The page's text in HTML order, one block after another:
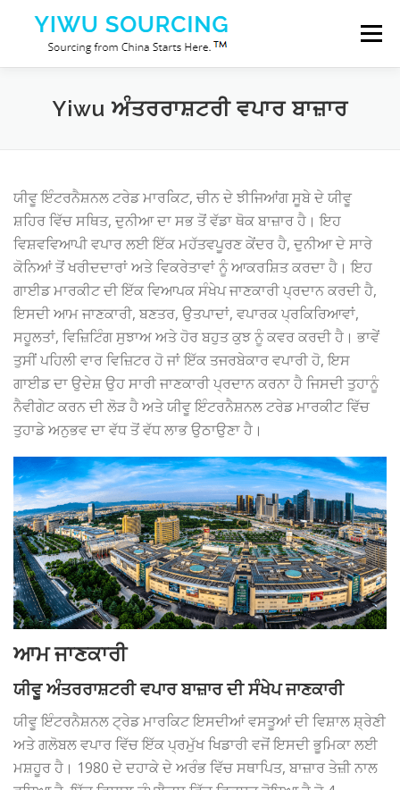
Skip to content
Menu
ਸੇਵਾਵਾਂ ਯੀਵੂ ਸਿਟੀ Blog ਸਾਡੇ ਬਾਰੇ
Yiwu ਅੰਤਰਰਾਸ਼ਟਰੀ ਵਪਾਰ ਬਾਜ਼ਾਰ
ਯੀਵੂ ਇੰਟਰਨੈਸ਼ਨਲ ਟਰੇਡ ਮਾਰਕਿਟ, ਚੀਨ ਦੇ ਝੀਜਿਆਂਗ ਸੂਬੇ ਦੇ ਯੀਵੂ
ਸ਼ਹਿਰ ਵਿੱਚ ਸਥਿਤ, ਦੁਨੀਆ ਦਾ ਸਭ ਤੋਂ ਵੱਡਾ ਥੋਕ ਬਾਜ਼ਾਰ ਹੈ। ਇਹ
ਵਿਸ਼ਵਵਿਆਪੀ ਵਪਾਰ ਲਈ ਇੱਕ ਮਹੱਤਵਪੂਰਣ ਕੇਂਦਰ ਹੈ, ਦੁਨੀਆ ਦੇ ਸਾਰੇ
ਕੋਨਿਆਂ ਤੋਂ ਖਰੀਦਦਾਰਾਂ ਅਤੇ ਵਿਕਰੇਤਾਵਾਂ ਨੂੰ ਆਕਰਸ਼ਿਤ ਕਰਦਾ ਹੈ। ਇਹ
ਗਾਈਡ ਮਾਰਕੀਟ ਦੀ ਇੱਕ ਵਿਆਪਕ ਸੰਖੇਪ ਜਾਣਕਾਰੀ ਪ੍ਰਦਾਨ ਕਰਦੀ ਹੈ,
ਇਸਦੀ ਆਮ ਜਾਣਕਾਰੀ, ਬਣਤਰ, ਉਤਪਾਦਾਂ, ਵਪਾਰਕ ਪ੍ਰਕਿਰਿਆਵਾਂ,
ਸਹੂਲਤਾਂ, ਵਿਜ਼ਿਟਿੰਗ ਸੁਝਾਅ ਅਤੇ ਹੋਰ ਬਹੁਤ ਕੁਝ ਨੂੰ ਕਵਰ ਕਰਦੀ ਹੈ। ਭਾਵੇਂ
ਤੁਸੀਂ ਪਹਿਲੀ ਵਾਰ ਵਿਜ਼ਿਟਰ ਹੋ ਜਾਂ ਇੱਕ ਤਜਰਬੇਕਾਰ ਵਪਾਰੀ ਹੋ, ਇਸ
ਗਾਈਡ ਦਾ ਉਦੇਸ਼ ਉਹ ਸਾਰੀ ਜਾਣਕਾਰੀ ਪ੍ਰਦਾਨ ਕਰਨਾ ਹੈ ਜਿਸਦੀ ਤੁਹਾਨੂੰ
ਨੈਵੀਗੇਟ ਕਰਨ ਦੀ ਲੋੜ ਹੈ ਅਤੇ ਯੀਵੂ ਇੰਟਰਨੈਸ਼ਨਲ ਟਰੇਡ ਮਾਰਕੀਟ ਵਿੱਚ
ਤੁਹਾਡੇ ਅਨੁਭਵ ਦਾ ਵੱਧ ਤੋਂ ਵੱਧ ਲਾਭ ਉਠਾਉਣਾ ਹੈ।
ਆਮ ਜਾਣਕਾਰੀ
ਯੀਵੂ ਅੰਤਰਰਾਸ਼ਟਰੀ ਵਪਾਰ ਬਾਜ਼ਾਰ ਦੀ ਸੰਖੇਪ ਜਾਣਕਾਰੀ
ਯੀਵੂ ਇੰਟਰਨੈਸ਼ਨਲ ਟ੍ਰੇਡ ਮਾਰਕਿਟ ਇਸਦੀਆਂ ਵਸਤੂਆਂ ਦੀ ਵਿਸ਼ਾਲ ਸ਼੍ਰੇਣੀ
ਅਤੇ ਗਲੋਬਲ ਵਪਾਰ ਵਿੱਚ ਇੱਕ ਪ੍ਰਮੁੱਖ ਖਿਡਾਰੀ ਵਜੋਂ ਇਸਦੀ ਭੂਮਿਕਾ ਲਈ
ਮਸ਼ਹੂਰ ਹੈ। 1980 ਦੇ ਦਹਾਕੇ ਦੇ ਅਰੰਭ ਵਿੱਚ ਸਥਾਪਿਤ, ਬਾਜ਼ਾਰ ਤੇਜ਼ੀ ਨਾਲ